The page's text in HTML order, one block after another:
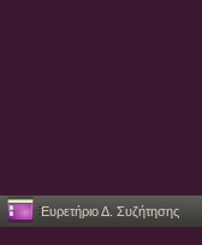
Ευρετήριο Δ. Συζήτησης